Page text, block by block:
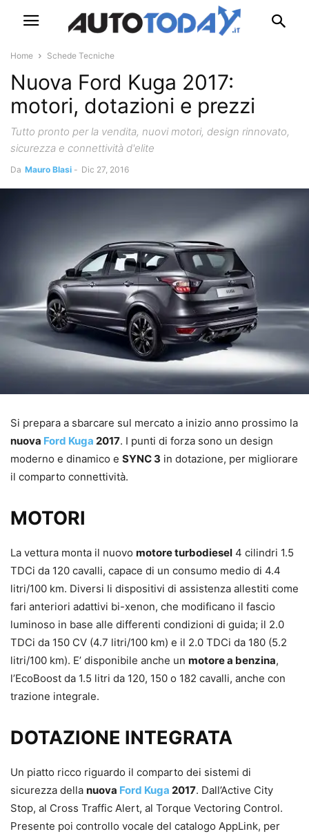
Home Schede Tecniche
Nuova Ford Kuga 2017:
motori, dotazioni e prezzi
Tutto pronto per la vendita, nuovi motori, design rinnovato,
sicurezza e connettività d'elite
Da Mauro Blasi - Dic 27, 2016
Si prepara a sbarcare sul mercato a inizio anno prossimo la
nuova Ford Kuga 2017. I punti di forza sono un design
moderno e dinamico e SYNC 3 in dotazione, per migliorare
il comparto connettività.
MOTORI
La vettura monta il nuovo motore turbodiesel 4 cilindri 1.5
TDCi da 120 cavalli, capace di un consumo medio di 4.4
litri/100 km. Diversi Ii dispositivi di assistenza allestiti come
fari anteriori adattivi bi-xenon, che modificano il fascio
luminoso in base alle differenti condizioni di guida; il 2.0
TDCi da 150 CV (4.7 litri/100 km) e il 2.0 TDCi da 180 (5.2
litri/100 km). E’ disponibile anche un motore a benzina,
l’EcoBoost da 1.5 litri da 120, 150 o 182 cavalli, anche con
trazione integrale.
DOTAZIONE INTEGRATA
Un piatto ricco riguardo il comparto dei sistemi di
sicurezza della nuova Ford Kuga 2017. Dall’Active City
Stop, al Cross Traffic Alert, al Torque Vectoring Control.
Presente poi controllo vocale del catalogo AppLink, per